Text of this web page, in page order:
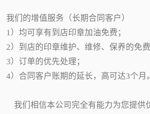
我们的增值服务（长期合同客户）
1）均可享有到店印章加油免费；
2）到店的印章维护、维修、保养的免费
3）订单的优先处理；
4）合同客户账期的延长，高可达3个月。
我们相信本公司完全有能力为您提供